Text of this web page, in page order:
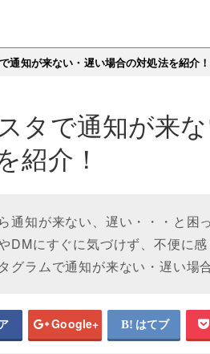
通知が来ない・遅い場合の対処法を紹介！
タで通知が来
紹介！
通知が来ない、遅い・・・と困
DMにすぐに気づけず、不便に
グラムで通知が来ない・遅い場
Google+ はてブ